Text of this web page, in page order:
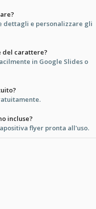
dettagli e personalizzare gli
del carattere?
in Google Slides o
incluse?
flyer pronta all'uso.